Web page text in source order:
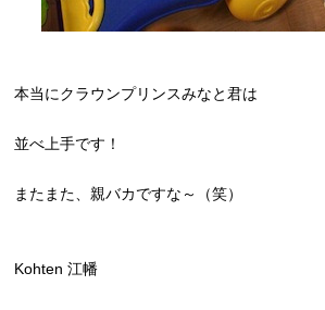
本当にクラウンプリンスみなと君は
並べ上手です！
またまた、親バカですな～（笑）
Kohten 江幡